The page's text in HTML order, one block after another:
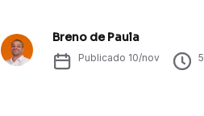
Breno de Paula
Publicado 10/nov 5